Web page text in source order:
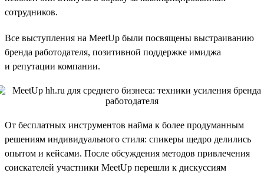
сотрудников.
Все выступления на MeetUp были посвящены выстраиванию
бренда работодателя, позитивной поддержке имиджа
и репутации компании.
От бесплатных инструментов найма к более продуманным
решениям индивидуального стиля: спикеры щедро делились
опытом и кейсами. После обсуждения методов привлечения
соискателей участники MeetUp перешли к дискуссиям